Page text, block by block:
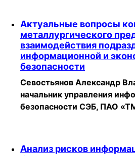
Актуальные вопросы
металлургического
взаимодействия
информационной и
безопасности
Севостьянов Александр
начальник управления
безопасности СЭБ, ПАО
Анализ рисков